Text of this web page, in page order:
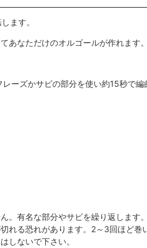
ます。
あなただけのオルゴールが作れます。
ーズかサビの部分を使い約15秒で編
。有名な部分やサビを繰り返します。
れる恐れがあります。2～3回ほど巻
しないで下さい。